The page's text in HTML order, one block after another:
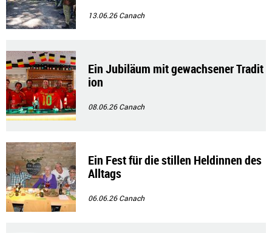
13.06.26Canach
Ein Jubiläum mit gewachsener Tradit
ion
08.06.26Canach
Ein Fest für die stillen Heldinnen des
Alltags
06.06.26Canach